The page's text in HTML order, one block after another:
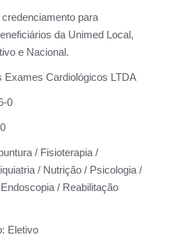
para
da Unimed Local,
e Nacional.
Exames Cardiológicos LTDA
0
/ Fisioterapia /
/ Nutrição / Psicologia /
/ Reabilitação
Eletivo